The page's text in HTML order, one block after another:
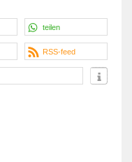
teilen
RSS-feed